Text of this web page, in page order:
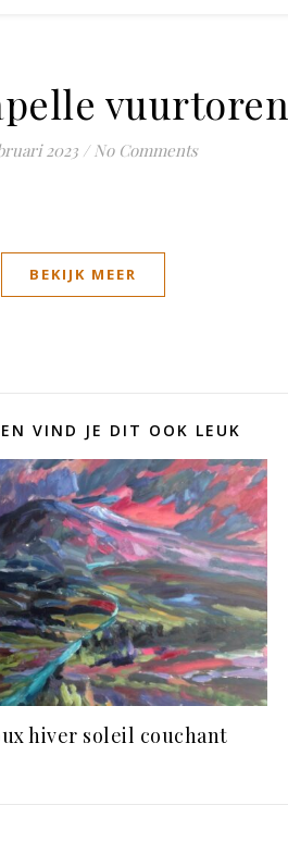
vuurtoren
2023 / No Comments
BEKIJK MEER
VIND JE DIT OOK LEUK
hiver soleil couchant